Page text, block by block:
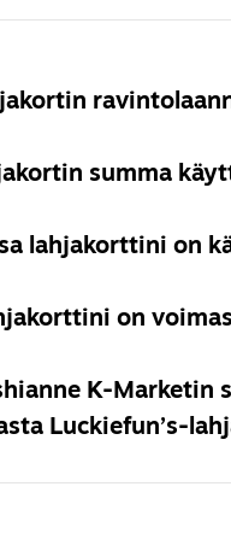
haluamallasi
kotona
summa
osissa. Kortille
lahjakorttini on
kaikissaon
ajan ostopäivästä.
K-Marketin
Luckiefun’s-